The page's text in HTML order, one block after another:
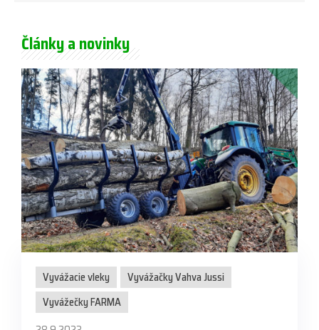
Články a novinky
Vyvážacie vleky
Vyvážačky Vahva Jussi
Vyvážečky FARMA